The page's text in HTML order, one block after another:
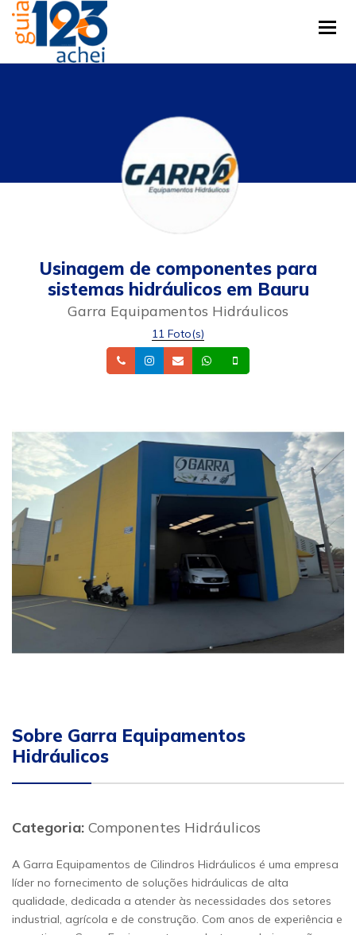
Usinagem de componentes para
sistemas hidráulicos em Bauru
Garra Equipamentos Hidráulicos
11 Foto(s)
TelefoneInstagram
Email Whatsapp
Sobre Garra Equipamentos
Hidráulicos
Categoria: Componentes Hidráulicos
A Garra Equipamentos de Cilindros Hidráulicos é uma empresa
líder no fornecimento de soluções hidráulicas de alta
qualidade, dedicada a atender às necessidades dos setores
industrial, agrícola e de construção. Com anos de experiência e